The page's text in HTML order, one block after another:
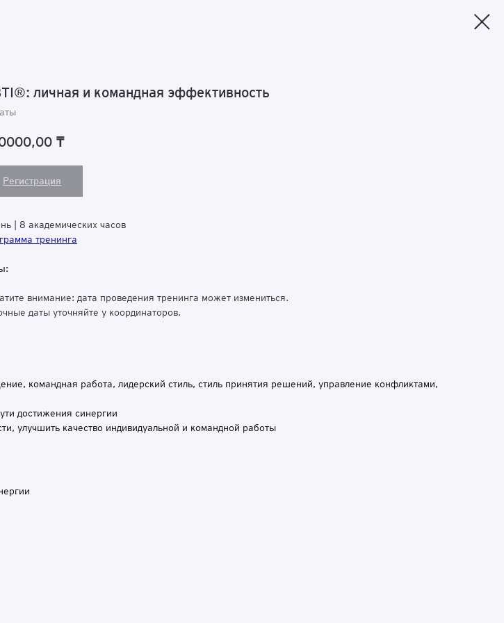
личная и командная эффективность
₸
Регистрация
| 8 академических часов
тренинга
внимание: дата проведения тренинга может измениться.
даты уточняйте у координаторов.
командная работа, лидерский стиль, стиль принятия решений, управление конфликтами,
достижения синергии
улучшить качество индивидуальной и командной работы